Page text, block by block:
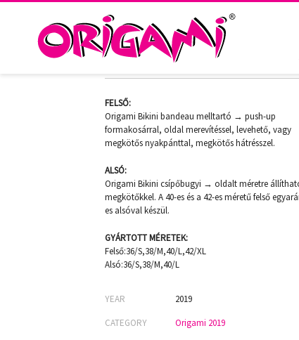
CORAL PALMS B-929
FELSŐ:
Origami Bikini bandeau melltartó → push-up
formakosárral, oldal merevítéssel, levehető, vagy
megkötős nyakpánttal, megkötős hátrésszel.
ALSÓ:
Origami Bikini csípőbugyi → oldalt méretre
megkötőkkel. A 40-es és a 42-es méretű felső
es alsóval készül.
GYÁRTOTT MÉRETEK:
Felső:36/S,38/M,40/L,42/XL
Alsó:36/S,38/M,40/L
YEAR
2019
CATEGORY
Origami 2019